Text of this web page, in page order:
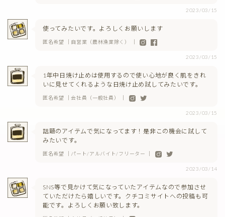
2023/03/15
使ってみたいです。よろしくお願いします
匿名希望 ｜自営業（農林漁業除く） ｜
2023/03/15
1年中日焼け止めは使用するので使い心地が良く肌をきれ
いに見せてくれるような日焼け止め試してみたいです。
匿名希望 ｜会社員（一般社員） ｜
2023/03/15
話題のアイテムで気になってます！是非この機会に試して
みたいです。
匿名希望 ｜パート/アルバイト/フリーター ｜
2023/03/14
SNS等で見かけて気になっていたアイテムなので参加させ
ていただけたら嬉しいです。クチコミサイトへの投稿も可
能です。よろしくお願い致します。